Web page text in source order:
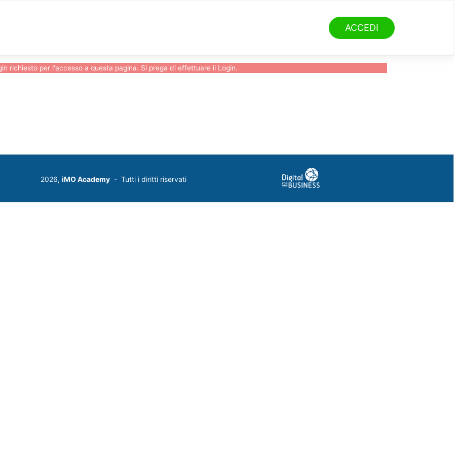
ACCEDI
richiesto per l'accesso a questa pagina. Si prega di effettuare il Login.
2026, iMO Academy - Tutti i diritti riservati